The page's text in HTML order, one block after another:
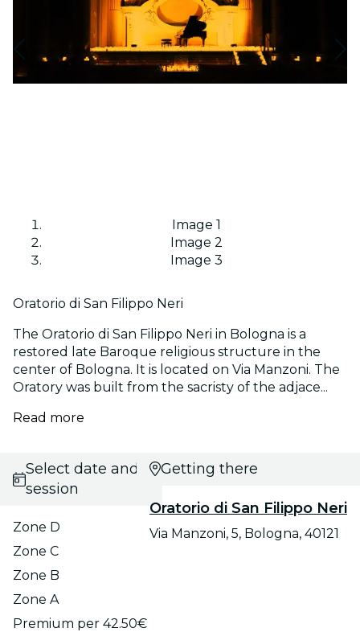
Image 1
Image 2
Image 3
Oratorio di San Filippo Neri
The Oratorio di San Filippo Neri in Bologna is a
restored late Baroque religious structure in the
center of Bologna. It is located on Via Manzoni. The
Oratory was built from the sacristy of the adjace...
Read more
Select date and
session
Zone D
Zone C
Zone B
Zone A
Premium per 42.50€
Getting there
Oratorio di San Filippo Neri
Via Manzoni, 5, Bologna, 40121